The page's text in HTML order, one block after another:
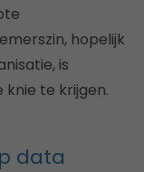
hopelijk
is
knie te krijgen.
data